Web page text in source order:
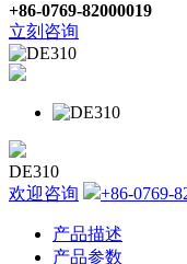
+86-0769-82000019
立刻咨询
DE310
欢迎咨询
+86-0769-
产品描述
产品参数